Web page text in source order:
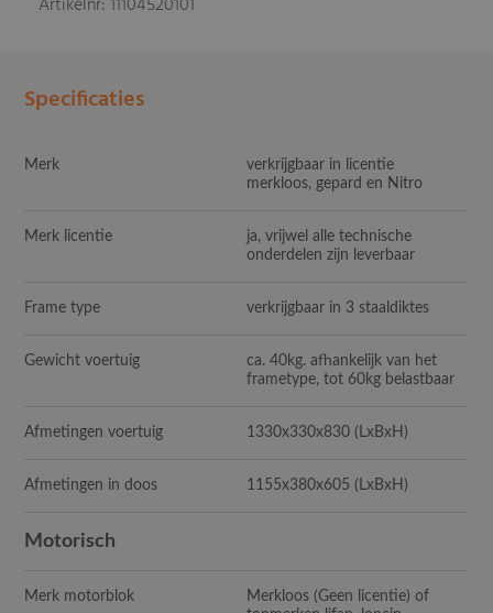
Artikelnr: 11104520101
Specificaties
Merk
verkrijgbaar in licentie
merkloos, gepard en Nitro
Merk licentie
ja, vrijwel alle technische
onderdelen zijn leverbaar
Frame type verkrijgbaar in 3 staaldiktes
Gewicht voertuig
ca. 40kg. afhankelijk van het
frametype, tot 60kg belastbaar
Afmetingen voertuig 1330x330x830(LxBxH)
Afmetingen in doos 1155x380x605(LxBxH)
Motorisch
Merk motorblok
Merkloos (Geen licentie) of